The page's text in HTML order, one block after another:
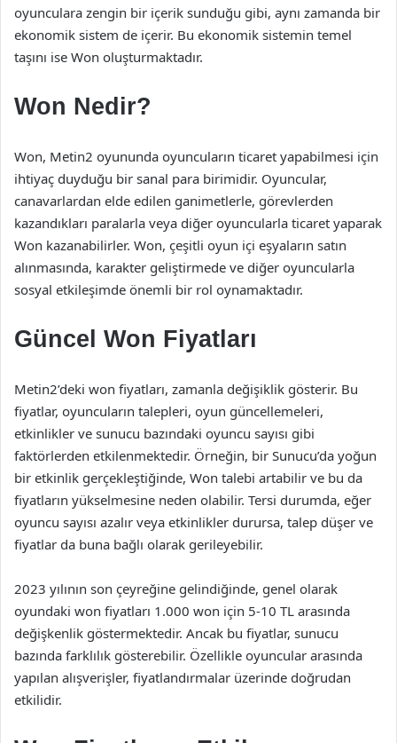
oyunculara zengin bir içerik sunduğu gibi, aynı zamanda bir
ekonomik sistem de içerir. Bu ekonomik sistemin temel
taşını ise Won oluşturmaktadır.
Won Nedir?
Won, Metin2 oyununda oyuncuların ticaret yapabilmesi için
ihtiyaç duyduğu bir sanal para birimidir. Oyuncular,
canavarlardan elde edilen ganimetlerle, görevlerden
kazandıkları paralarla veya diğer oyuncularla ticaret yaparak
Won kazanabilirler. Won, çeşitli oyun içi eşyaların satın
alınmasında, karakter geliştirmede ve diğer oyuncularla
sosyal etkileşimde önemli bir rol oynamaktadır.
Güncel Won Fiyatları
Metin2’deki won fiyatları, zamanla değişiklik gösterir. Bu
fiyatlar, oyuncuların talepleri, oyun güncellemeleri,
etkinlikler ve sunucu bazındaki oyuncu sayısı gibi
faktörlerden etkilenmektedir. Örneğin, bir Sunucu’da yoğun
bir etkinlik gerçekleştiğinde, Won talebi artabilir ve bu da
fiyatların yükselmesine neden olabilir. Tersi durumda, eğer
oyuncu sayısı azalır veya etkinlikler durursa, talep düşer ve
fiyatlar da buna bağlı olarak gerileyebilir.
2023 yılının son çeyreğine gelindiğinde, genel olarak
oyundaki won fiyatları 1.000 won için 5-10 TL arasında
değişkenlik göstermektedir. Ancak bu fiyatlar, sunucu
bazında farklılık gösterebilir. Özellikle oyuncular arasında
yapılan alışverişler, fiyatlandırmalar üzerinde doğrudan
etkilidir.